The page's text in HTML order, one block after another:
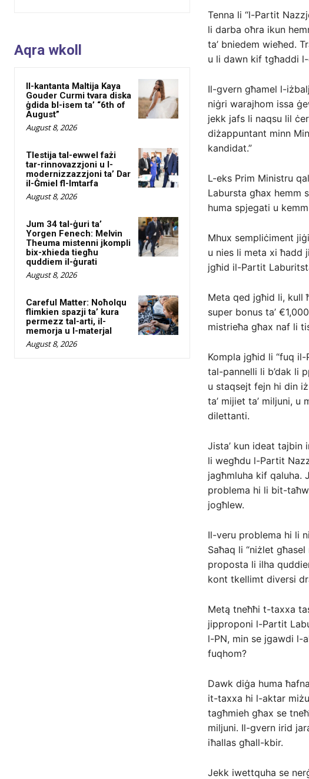
Aqra wkoll
Il-kantanta Maltija Kaya
Gouder Curmi tvara diska
ġdida bl-isem ta’ “6th of
August”
August 8, 2026
Tlestija tal-ewwel fażi
tar-rinnovazzjoni u l-
modernizzazzjoni ta’ Dar
il-Ġmiel fl-Imtarfa
August 8, 2026
Jum 34 tal-ġuri ta’
Yorgen Fenech: Melvin
Theuma mistenni jkompli
bix-xhieda tiegħu
quddiem il-ġurati
August 8, 2026
Careful Matter: Noħolqu
flimkien spazji ta’ kura
permezz tal-arti, il-
memorja u l-materjal
August 8, 2026
Tenna li “l-Partit
li darba oħra ikun
ta’ bniedem wieħed.
u li dawn kif tgħaddi
Il-gvern għamel l-
niġri warajhom issa
jekk jafs li naqsu lil
diżappuntant minn
kandidat.”
L-eks Prim Ministru
Labursta għax hemm
huma spjegati u
Mhux sempliċiment
u nies li meta xi ħadd
jgħid il-Partit
Meta qed jgħid li, kull
super bonus ta’
mistrieħa għax naf li
Kompla jgħid li “fuq
tal-pannelli li b’dak li
u staqsejt fejn hi din
ta’ mijiet ta’ miljuni,
dilettanti.
Jista’ kun ideat tajbin
li wegħdu l-Partit
jagħmluha kif qaluha.
problema hi li bit-
jogħlew.
Il-veru problema hi li
Saħaq li “niżlet
proposta li ilha
kont tkellimt diversi
Metą tneħħi t-taxxa
jipproponi l-Partit
l-PN, min se jgawdi l-
fuqhom?
Dawk diġa huma
it-taxxa hi l-aktar
tagħmieh għax se
miljuni. Il-gvern irid
iħallas għall-kbir.
Jekk iwettquha se